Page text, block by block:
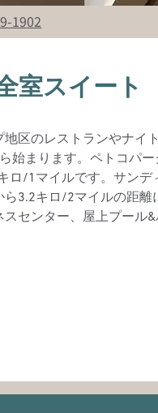
1902
室スイート
区のレストランやナイ
始まります。ペトコパー
ロ/1マイルです。サンデ
3.2キロ/2マイルの距離
センター、屋上プール